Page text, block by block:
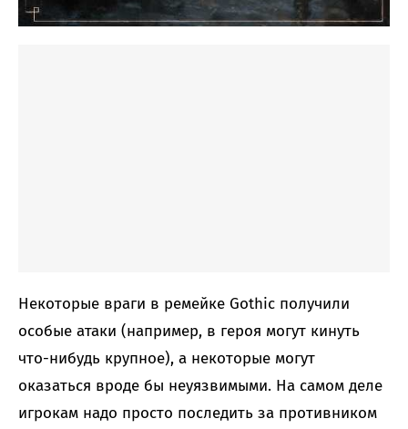
Некоторые враги в ремейке Gothic получили
особые атаки (например, в героя могут кинуть
что-нибудь крупное), а некоторые могут
оказаться вроде бы неуязвимыми. На самом деле
игрокам надо просто последить за противником